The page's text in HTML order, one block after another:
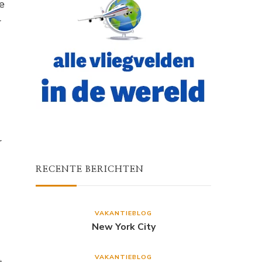
RECENTE BERICHTEN
VAKANTIEBLOG
New York City
VAKANTIEBLOG